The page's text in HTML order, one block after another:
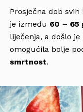
Prosječna dob
je između 60 – 65
liječenja, a došlo
omogućila bolje
smrtnost.